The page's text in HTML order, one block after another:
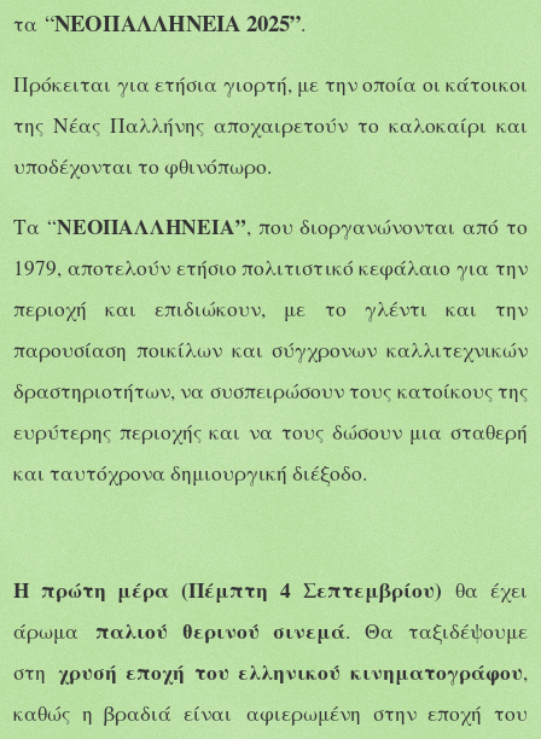
τα “ΝΕΟΠΑΛΛΗΝΕΙΑ 2025”.
Πρόκειται για ετήσια γιορτή, με την οποία οι κάτοικοι
της Νέας Παλλήνης αποχαιρετούν το καλοκαίρι και
υποδέχονται το φθινόπωρο.
Τα “ΝΕΟΠΑΛΛΗΝΕΙΑ”, που διοργανώνονται από το
1979, αποτελούν ετήσιο πολιτιστικό κεφάλαιο για την
περιοχή και επιδιώκουν, με το γλέντι και την
παρουσίαση ποικίλων και σύγχρονων καλλιτεχνικών
δραστηριοτήτων, να συσπειρώσουν τους κατοίκους της
ευρύτερης περιοχής και να τους δώσουν μια σταθερή
και ταυτόχρονα δημιουργική διέξοδο.
Η πρώτη μέρα (Πέμπτη 4 Σεπτεμβρίου)θα έχει
άρωμα παλιού θερινού σινεμά. Θα ταξιδέψουμε
στη χρυσή εποχή του ελληνικού κινηματογράφου,
καθώς η βραδιά είναι αφιερωμένη στην εποχή του